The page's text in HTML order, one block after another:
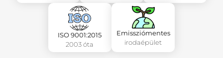
ISO 9001:2015
2003 óta
Emissziómentes
irodaépület